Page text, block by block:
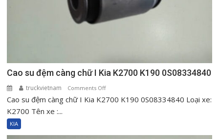
Cao su đệm càng chữ I Kia K2700 K190 0S08334840
truckvietnam Comments Offon
Cao
Cao su đệm càng chữ I Kia K2700 K190 0S08334840 Loại xe:
K2700 Tên xe :...
KIA